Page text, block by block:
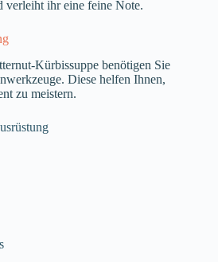
verleiht ihr eine feine Note.
Kürbissuppe benötigen Sie
Diese helfen Ihnen,
zu meistern.